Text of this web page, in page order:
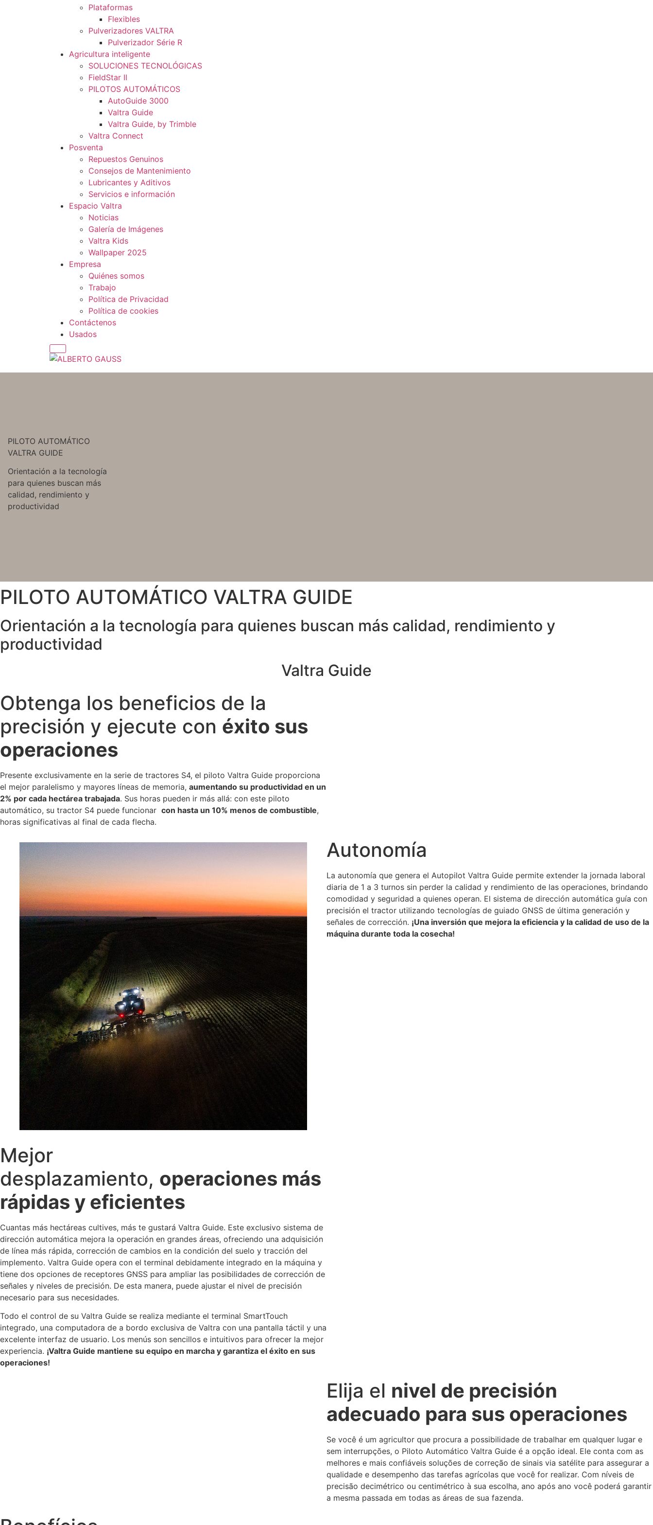
Plataformas
Flexibles
Pulverizadores VALTRA
Pulverizador Série R
Agricultura inteligente
SOLUCIONES TECNOLÓGICAS
FieldStar II
PILOTOS AUTOMÁTICOS
AutoGuide 3000
Valtra Guide
Valtra Guide, by Trimble
Valtra Connect
Posventa
Repuestos Genuinos
Consejos de Mantenimiento
Lubricantes y Aditivos
Servicios e información
Espacio Valtra
Noticias
Galería de Imágenes
Valtra Kids
Wallpaper 2025
Empresa
Quiénes somos
Trabajo
Política de Privacidad
Política de cookies
Contáctenos
Usados
PILOTO AUTOMÁTICO
VALTRA GUIDE
Orientación a la tecnología
para quienes buscan más
calidad, rendimiento y
productividad
PILOTO AUTOMÁTICO VALTRA GUIDE
Orientación a la tecnología para quienes buscan más calidad, rendimiento y
productividad
Valtra Guide
Obtenga los beneficios de la
precisión y ejecute con éxito sus
operaciones
Presente exclusivamente en la serie de tractores S4, el piloto Valtra Guide proporciona
el mejor paralelismo y mayores líneas de memoria, aumentando su productividad en un
2% por cada hectárea trabajada. Sus horas pueden ir más allá: con este piloto
automático, su tractor S4 puede funcionar con hasta un 10% menos de combustible,
horas significativas al final de cada flecha.
Autonomía
La autonomía que genera el Autopilot Valtra Guide permite extender la jornada laboral
diaria de 1 a 3 turnos sin perder la calidad y rendimiento de las operaciones, brindando
comodidad y seguridad a quienes operan. El sistema de dirección automática guía con
precisión el tractor utilizando tecnologías de guiado GNSS de última generación y
señales de corrección. ¡Una inversión que mejora la eficiencia y la calidad de uso de la
máquina durante toda la cosecha!
Mejor
desplazamiento, operaciones más
rápidas y eficientes
Cuantas más hectáreas cultives, más te gustará Valtra Guide. Este exclusivo sistema de
dirección automática mejora la operación en grandes áreas, ofreciendo una adquisición
de línea más rápida, corrección de cambios en la condición del suelo y tracción del
implemento. Valtra Guide opera con el terminal debidamente integrado en la máquina y
tiene dos opciones de receptores GNSS para ampliar las posibilidades de corrección de
señales y niveles de precisión. De esta manera, puede ajustar el nivel de precisión
necesario para sus necesidades.
Todo el control de su Valtra Guide se realiza mediante el terminal SmartTouch
integrado, una computadora de a bordo exclusiva de Valtra con una pantalla táctil y una
excelente interfaz de usuario. Los menús son sencillos e intuitivos para ofrecer la mejor
experiencia. ¡Valtra Guide mantiene su equipo en marcha y garantiza el éxito en sus
operaciones!
Elija el nivel de precisión
adecuado para sus operaciones
Se você é um agricultor que procura a possibilidade de trabalhar em qualquer lugar e
sem interrupções, o Piloto Automático Valtra Guide é a opção ideal. Ele conta com as
melhores e mais confiáveis soluções de correção de sinais via satélite para assegurar a
qualidade e desempenho das tarefas agrícolas que você for realizar. Com níveis de
precisão decimétrico ou centimétrico à sua escolha, ano após ano você poderá garantir
a mesma passada em todas as áreas de sua fazenda.